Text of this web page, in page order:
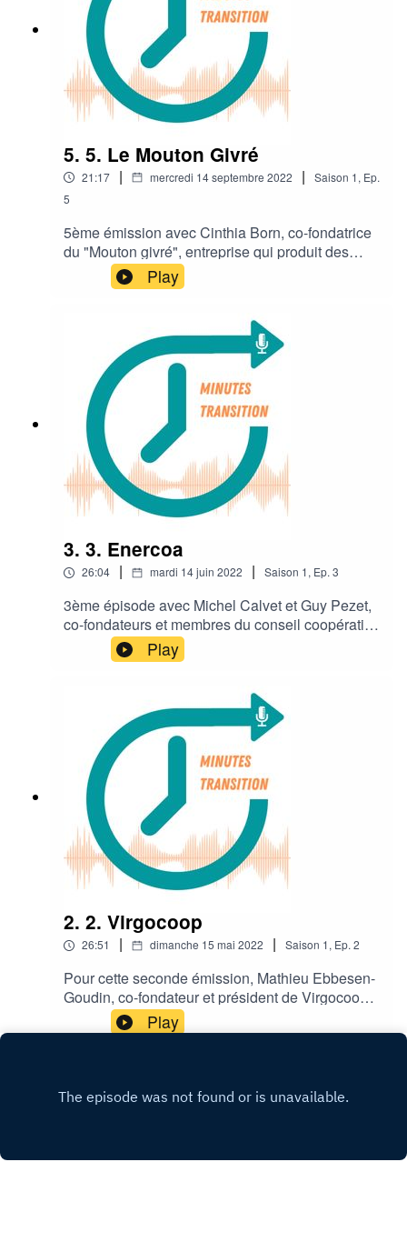
5. 5. Le Mouton Givré
21:17 | mercredi 14 septembre 2022 | Saison 1, Ep.
5
5ème émission avec Cinthia Born, co-fondatrice
du "Mouton givré", entreprise qui produit des
sacs isothermes en laine de mouton locale !
Play
3. 3. Enercoa
26:04 | mardi 14 juin 2022 | Saison 1, Ep. 3
3ème épisode avec Michel Calvet et Guy Pezet,
co-fondateurs et membres du conseil coopératif
de ENERCOA (ENERgies Communauté Ouest-
Aveyron), coopérative citoyenne de production
Play
2. 2. Virgocoop
26:51 | dimanche 15 mai 2022 | Saison 1, Ep. 2
Pour cette seconde émission, Mathieu Ebbesen-
Goudin, co-fondateur et président de Virgocoop,
nous présente le projet de cette coopérative qui a
pour but de (re)développer une filière textile
Play